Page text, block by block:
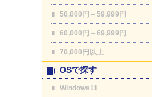
50,000円～59,999円
60,000円～69,999円
70,000円以上
OSで探す
Windows11